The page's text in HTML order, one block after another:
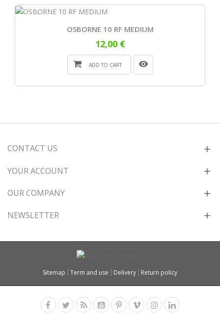
OSBORNE 10 RF MEDIUM
12,00 €
ADD TO CART
CONTACT US
YOUR ACCOUNT
OUR COMPANY
NEWSLETTER
Sitemap Term and use Delivery Return policy